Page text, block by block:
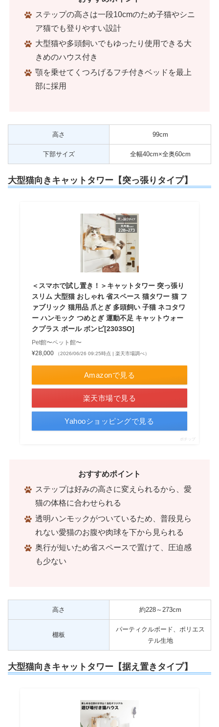
ステップの高さは一段10cmのため子猫やシニ
ア猫でも登りやすい設計
大型猫や多頭飼いでもゆったり使用できる大
きめのハウス付き
顎を乗せてくつろげるフチ付きベッドを最上
部に採用
高さ 99cm
下部サイズ 全幅40cm×全奥60cm
大型猫向きキャットタワー【突っ張りタイプ】
＜スマホで試し置き！＞キャットタワー 突っ張り
スリム 大型猫 おしゃれ 省スペース 猫タワー 猫 フ
ァブリック 猫用品 爪とぎ 多頭飼い 子猫 ネコタワ
ー ハンモック つめとぎ 運動不足 キャットウォー
クプラス ポール ボンビ[2303SO]
Pet館〜ペット館〜
¥28,000
（2026/06/26 09:25時点 | 楽天市場調べ）
Amazonで見る
楽天市場で見る
Yahooショッピングで見る
ポチップ
おすすめポイント
ステップは好みの高さに変えられるから、愛
猫の体格に合わせられる
透明ハンモックがついているため、普段見ら
れない愛猫のお腹や肉球を下から見られる
奥行が短いため省スペースで置けて、圧迫感
も少ない
高さ 約228～273cm
棚板
パーティクルボード、ポリエス
テル生地
大型猫向きキャットタワー【据え置きタイプ】